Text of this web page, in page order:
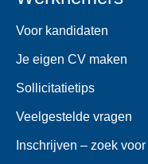
Voor kandidaten
Je eigen CV maken
Sollicitatietips
Veelgestelde vragen
Inschrijven – zoek voor